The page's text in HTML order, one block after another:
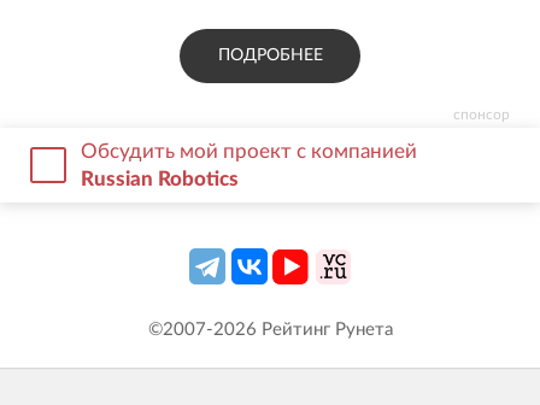
спонсор
ПОДРОБНЕЕ
Обсудить мой проект с компанией
Russian Robotics
©2007-2026 Рейтинг Рунета